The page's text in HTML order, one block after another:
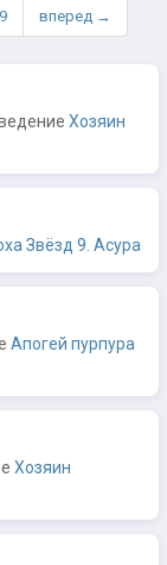
9 вперед →
Хозяин
Звёзд 9. Асура
Апогей пурпура
Хозяин